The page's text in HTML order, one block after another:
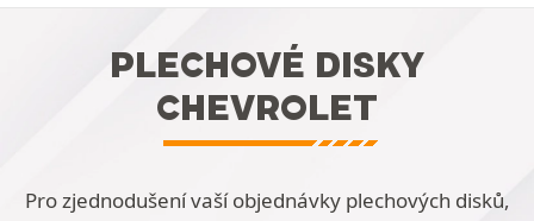
PLECHOVÉ DISKY
CHEVROLET
Pro zjednodušení vaší objednávky plechových disků,